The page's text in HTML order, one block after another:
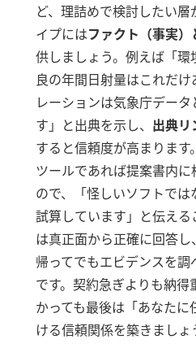
ど、理詰めで検討したい
イプにはファクト（事実
供しましょう。例えば「
良の年間日射量はこれだ
レーションは気象庁デー
す」と出典を示し、 出典リ
すると信頼度が高まりま
ツールであれば提案書内
ので、「怪しいソフトで
試算しています」と伝え
は真正面から正確に回答
帰ってでもエビデンスを
です。契約急ぎよりも納
かっても最後は「あなた
ける信頼関係を築きましょ